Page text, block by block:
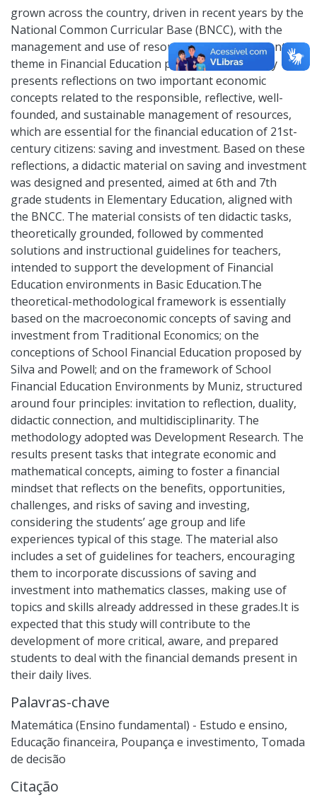
grown across the country, driven in recent years by the
National Common Curricular Base (BNCC), with the
management and use of resources becoming a central
theme in Financial Education programs. This study
presents reflections on two important economic
concepts related to the responsible, reflective, well-
founded, and sustainable management of resources,
which are essential for the financial education of 21st-
century citizens: saving and investment. Based on these
reflections, a didactic material on saving and investment
was designed and presented, aimed at 6th and 7th
grade students in Elementary Education, aligned with
the BNCC. The material consists of ten didactic tasks,
theoretically grounded, followed by commented
solutions and instructional guidelines for teachers,
intended to support the development of Financial
Education environments in Basic Education.The
theoretical-methodological framework is essentially
based on the macroeconomic concepts of saving and
investment from Traditional Economics; on the
conceptions of School Financial Education proposed by
Silva and Powell; and on the framework of School
Financial Education Environments by Muniz, structured
around four principles: invitation to reflection, duality,
didactic connection, and multidisciplinarity. The
methodology adopted was Development Research. The
results present tasks that integrate economic and
mathematical concepts, aiming to foster a financial
mindset that reflects on the benefits, opportunities,
challenges, and risks of saving and investing,
considering the students’ age group and life
experiences typical of this stage. The material also
includes a set of guidelines for teachers, encouraging
them to incorporate discussions of saving and
investment into mathematics classes, making use of
topics and skills already addressed in these grades.It is
expected that this study will contribute to the
development of more critical, aware, and prepared
students to deal with the financial demands present in
their daily lives.
Palavras-chave
Matemática (Ensino fundamental) - Estudo e ensino,
Educação financeira, Poupança e investimento, Tomada
de decisão
Citação